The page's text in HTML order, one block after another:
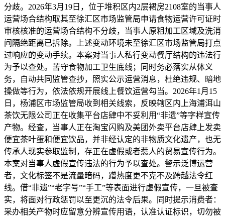
分歧。2026年3月19日，位于堆积区内2层裙房2108室的当事人
运营场合结构取其至徐汇区市场监管局申请食物运营许可证时
审核核准的运营场合结构不分歧，当事人原粗加工区域及洗消
间隔绝距离已拆除。上述变动环境未至徐汇区市场监管局打点
过响应的变动手续。本案对当事人私行变动餐厅结构的违法行
为予以查处。苦守食物加工卫生底线；同时务必落实从体义
务，自动共同监管查抄，照实公示运营消息，杜绝违规、暗地
操做等行为，依法依规开展线上餐饮运营勾当。2026年1月15
日，杨浦区市场监管局收到相关线索，反映辖区内上海浦洱山
茶饮无限公司正在收集平台店肆中不妥利用“非遗”等字样宣传
产物。经查，当事人正在淘宝闪购及美团外卖平台店肆上发卖
便宜茶叶蛋和便宜饮品，并非经认定的非物质文化遗产，也无
传承人现实参取监制，存正在虚假或者惹人的贸易宣传行为。
本案对当事人虚假宣传违法的行为予以查处。警示泛博运营
者，文化标签不是流量暗码，蹭热度更不克不及跨越法令红
线。借“非遗”“老字号”“手工”等表面进行虚假宣传，一旦被查
实，将面对行政惩罚以至更沉的法令后果。同时提示消费者：
采办相关产物时应留意分辨宣传用语，认准认证标识，切勿被